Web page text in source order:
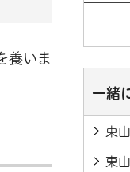
養いま
一緒
東
東